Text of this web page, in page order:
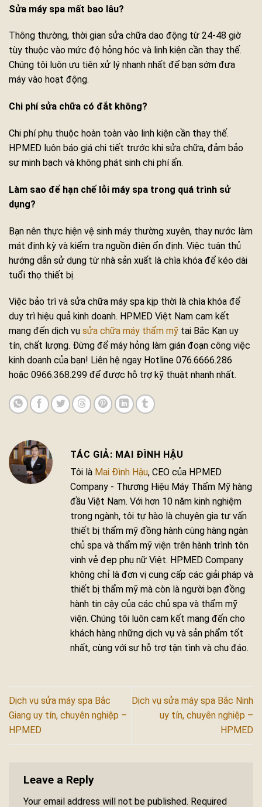
Sửa máy spa mất bao lâu?
Thông thường, thời gian sửa chữa dao động từ 24-48 giờ
tùy thuộc vào mức độ hỏng hóc và linh kiện cần thay thế.
Chúng tôi luôn ưu tiên xử lý nhanh nhất để bạn sớm đưa
máy vào hoạt động.
Chi phí sửa chữa có đắt không?
Chi phí phụ thuộc hoàn toàn vào linh kiện cần thay thế.
HPMED luôn báo giá chi tiết trước khi sửa chữa, đảm bảo
sự minh bạch và không phát sinh chi phí ẩn.
Làm sao để hạn chế lỗi máy spa trong quá trình sử
dụng?
Bạn nên thực hiện vệ sinh máy thường xuyên, thay nước làm
mát định kỳ và kiểm tra nguồn điện ổn định. Việc tuân thủ
hướng dẫn sử dụng từ nhà sản xuất là chìa khóa để kéo dài
tuổi thọ thiết bị.
Việc bảo trì và sửa chữa máy spa kịp thời là chìa khóa để
duy trì hiệu quả kinh doanh. HPMED Việt Nam cam kết
mang đến dịch vụ sửa chữa máy thẩm mỹ tại Bắc Kạn uy
tín, chất lượng. Đừng để máy hỏng làm gián đoạn công việc
kinh doanh của bạn! Liên hệ ngay Hotline 076.6666.286
hoặc 0966.368.299 để được hỗ trợ kỹ thuật nhanh nhất.
MAI ĐÌNH HẬU
Tôi là Mai Đình Hậu, CEO của HPMED
Company - Thương Hiệu Máy Thẩm Mỹ hàng
đầu Việt Nam. Với hơn 10 năm kinh nghiệm
trong ngành, tôi tự hào là chuyên gia tư vấn
thiết bị thẩm mỹ đồng hành cùng hàng ngàn
chủ spa và thẩm mỹ viện trên hành trình tôn
vinh vẻ đẹp phụ nữ Việt. HPMED Company
không chỉ là đơn vị cung cấp các giải pháp và
thiết bị thẩm mỹ mà còn là người bạn đồng
hành tin cậy của các chủ spa và thẩm mỹ
viện. Chúng tôi luôn cam kết mang đến cho
khách hàng những dịch vụ và sản phẩm tốt
nhất, cùng với sự hỗ trợ tận tình và chu đáo.
Dịch vụ sửa máy spa Bắc
Giang uy tín, chuyên nghiệp –
HPMED
Dịch vụ sửa máy spa Bắc Ninh
uy tín, chuyên nghiệp –
HPMED
Leave a Reply
Your email address will not be published. Required